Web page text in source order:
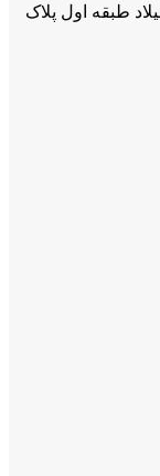
میلاد طبقه اول پلاک